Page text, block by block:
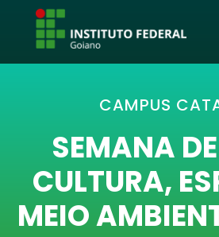
CAMPUS
SEMANA
CULTURA,
MEIO